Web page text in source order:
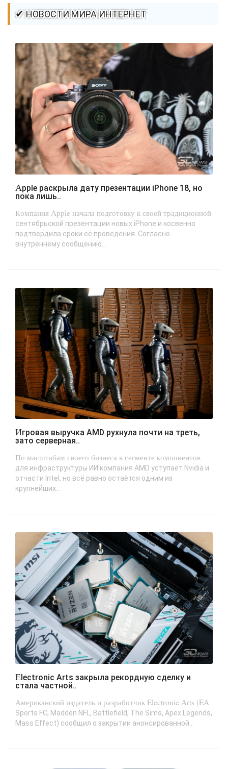
✔ НОВОСТИ МИРА ИНТЕРНЕТ
Apple раскрыла дату презентации iPhone 18, но
пока лишь..
Компания Apple начала подготовку к своей традиционной
сентябрьской презентации новых iPhone и косвенно
подтвердила сроки её проведения. Согласно
внутреннему сообщению...
Игровая выручка AMD рухнула почти на треть,
зато серверная..
По масштабам своего бизнеса в сегменте компонентов
для инфраструктуры ИИ компания AMD уступает Nvidia и
отчасти Intel, но всё равно остаётся одним из
крупнейших...
Electronic Arts закрыла рекордную сделку и
стала частной..
Американский издатель и разработчик Electronic Arts (EA
Sports FC, Madden NFL, Battlefield, The Sims, Apex Legends,
Mass Effect) сообщил о закрытии анонсированной...